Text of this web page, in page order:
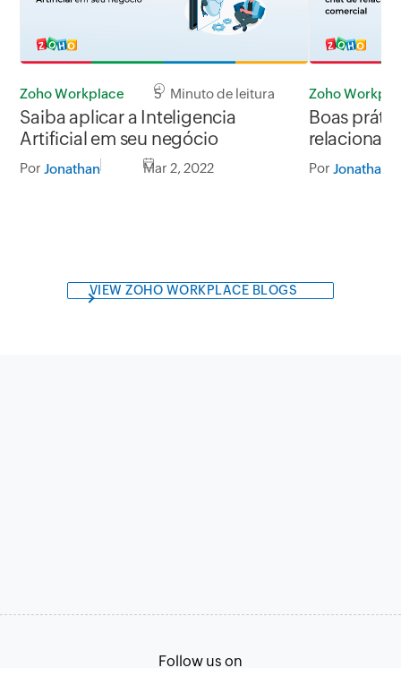
Zoho Workplace 5 Minuto de leitura
Saiba aplicar a Inteligencia
Artificial em seu negócio
Por Jonathan Mar 2, 2022
Zoho
Boas
Por Jonathan
VIEW ZOHO WORKPLACE BLOGS
Follow us on